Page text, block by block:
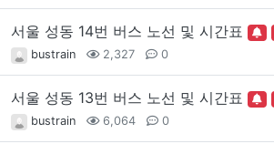
서울 성동 14번 버스 노선 및 시간표
bustrain 2,327 0
서울 성동 13번 버스 노선 및 시간표
bustrain 6,064 0